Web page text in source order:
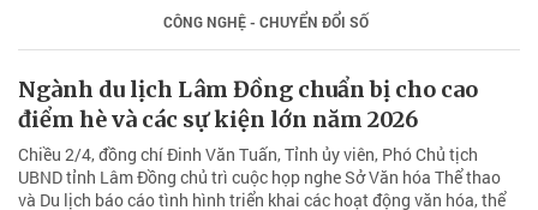
lịch.
CÔNG NGHỆ - CHUYỂN ĐỔI SỐ
Ngành du lịch Lâm Đồng chuẩn bị cho cao
điểm hè và các sự kiện lớn năm 2026
Chiều 2/4, đồng chí Đinh Văn Tuấn, Tỉnh ủy viên, Phó Chủ tịch
UBND tỉnh Lâm Đồng chủ trì cuộc họp nghe Sở Văn hóa Thể thao
và Du lịch báo cáo tình hình triển khai các hoạt động văn hóa, thể